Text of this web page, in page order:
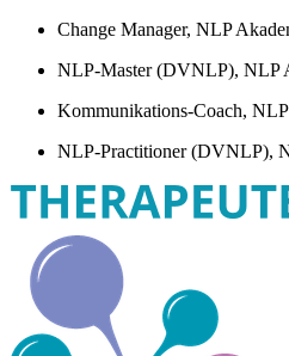
Change Manager, NLP
NLP-Master (DVNLP), NLP
Kommunikations-Coach,
NLP-Practitioner (DVNLP),